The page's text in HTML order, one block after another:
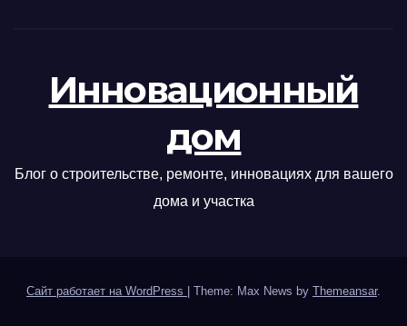
Инновационный
дом
Блог о строительстве, ремонте, инновациях для вашего
дома и участка
Сайт работает на WordPress Theme: Max News by Themeansar.